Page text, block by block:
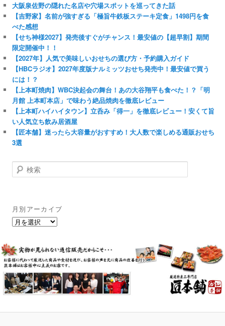
大阪泉佐野の隠れた名店や穴場スポットを巡ってきた話
【吉野家】名前が強すぎる「極旨牛鉄板ステーキ定食」1498円を食
べた感想
【せち神様2027】発売後すぐがチャンス！最安値の【超早割】期間
限定開催中！！
【2027年】人気で美味しいおせちの選び方・予約購入ガイド
【HBCラジオ】2027年度版ナルミッツおせち発売中！最安値で買う
には！？
【上本町焼肉】WBC決起会の舞台！あの大谷翔平も食べた！？「明
月館 上本町本店」で味わう絶品焼肉を徹底レビュー
【上本町ハイハイタウン】立呑み「得一」を徹底レビュー！安くて旨
い人気立ち飲み居酒屋
【匠本舗】迷ったら大容量がおすすめ！大人数で楽しめる通販おせち
3選
検
索
月別アーカイブ
月
ー
カ
イ
ブ